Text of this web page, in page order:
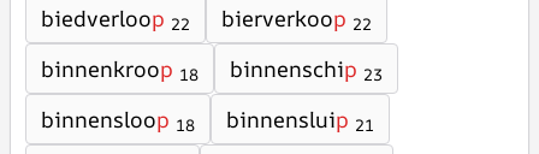
biedverloop 22 bierverkoop 22
binnenkroop 18 binnenschip 23
binnensloop 18 binnensluip 21